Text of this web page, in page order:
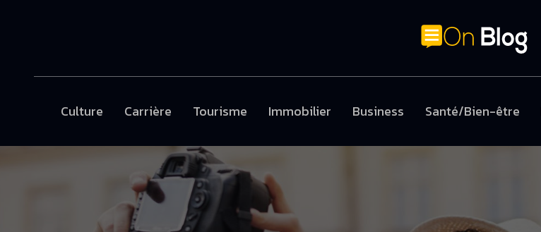
Culture Carrière Tourisme Immobilier Business Santé/Bien-être